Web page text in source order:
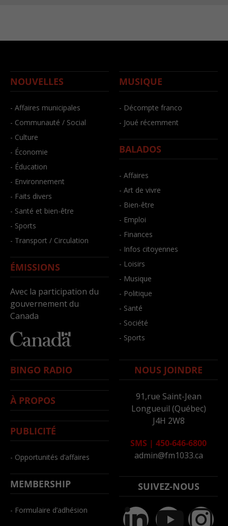
NOUVELLES
- Affaires municipales
- Communauté / Social
- Culture
- Économie
- Éducation
- Environnement
- Faits divers
- Santé et bien-être
- Sports
- Transport / Circulation
ÉMISSIONS
Avec la participation du
gouvernement du
Canada
MUSIQUE
- Décompte franco
- Joué récemment
BALADOS
- Affaires
- Art de vivre
- Bien-être
- Emploi
- Finances
- Infos citoyennes
- Loisirs
- Musique
- Politique
- Santé
- Société
- Sports
BINGO RADIO
À PROPOS
PUBLICITÉ
- Opportunités d’affaires
MEMBERSHIP
- Formulaire d’adhésion
NOUS JOINDRE
91,rue Saint-Jean
Longueuil (Québec)
J4H 2W8
SMS | 450-646-6800
admin@fm1033.ca
SUIVEZ-NOUS